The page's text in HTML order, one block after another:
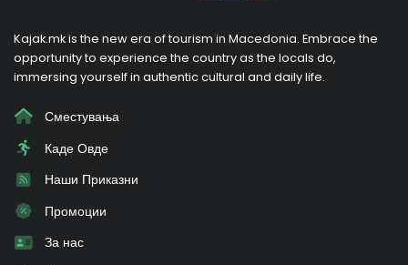
Kajak.mk is the new era of tourism in Macedonia. Embrace the
opportunity to experience the country as the locals do,
immersing yourself in authentic cultural and daily life.
Сместувања
Каде Овде
Наши Приказни
Промоции
За нас